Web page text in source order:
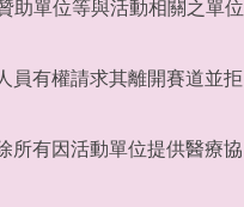
助單位等與活動相關之單位
員有權請求其離開賽道並拒
所有因活動單位提供醫療協